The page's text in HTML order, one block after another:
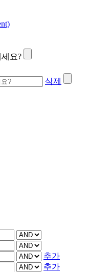
요?
삭제
추가
추가